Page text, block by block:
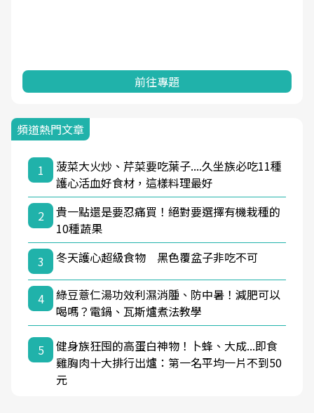
前往專題
頻道熱門文章
1
菠菜大火炒、芹菜要吃葉子....久坐族必吃11種
護心活血好食材，這樣料理最好
2
貴一點還是要忍痛買！絕對要選擇有機栽種的
10種蔬果
3
冬天護心超級食物 黑色覆盆子非吃不可
4
綠豆薏仁湯功效利濕消腫、防中暑！減肥可以
喝嗎？電鍋、瓦斯爐煮法教學
5
健身族狂囤的高蛋白神物！卜蜂、大成...即食
雞胸肉十大排行出爐：第一名平均一片不到50
元